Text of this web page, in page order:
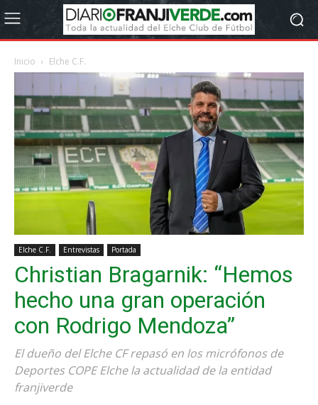
Inicio Elche C.F.
Elche C.F. Entrevistas Portada
Christian Bragarnik: “Hemos
hecho una gran operación
con Rodrigo Mendoza”
El dueño del Elche CF repasó en los micrófonos de
Deportes COPE Elche la actualidad de la entidad
franjiverde